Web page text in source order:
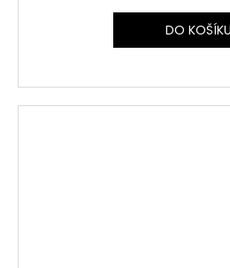
DO KOŠÍKU